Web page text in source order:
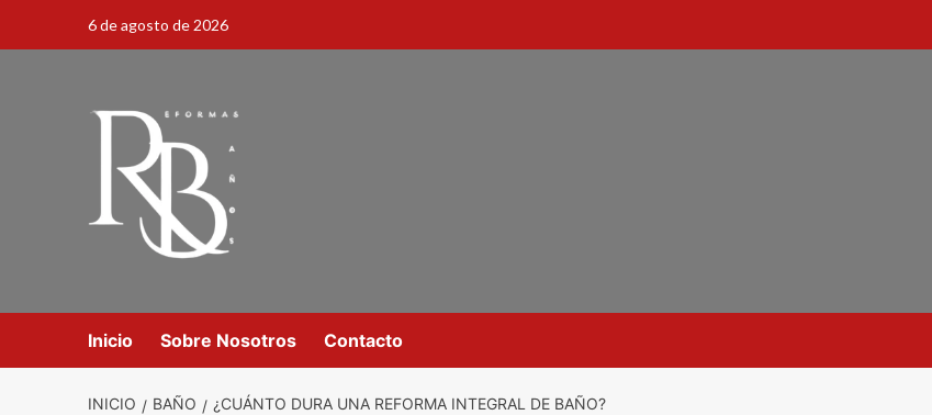
6 de agosto de 2026
Inicio Sobre Nosotros Contacto
INICIO BAÑO ¿CUÁNTO DURA UNA REFORMA INTEGRAL DE BAÑO?